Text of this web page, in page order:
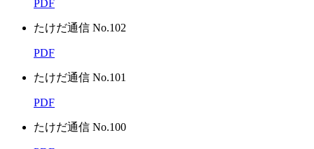
PDF
たけだ通信 No.102
PDF
たけだ通信 No.101
PDF
たけだ通信 No.100